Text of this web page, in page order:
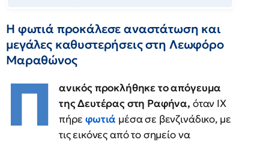
Η φωτιά προκάλεσε αναστάτωση και
μεγάλες καθυστερήσεις στη Λεωφόρο
Μαραθώνος
Π
ανικός προκλήθηκε το απόγευμα
της Δευτέρας στη Ραφήνα, όταν ΙΧ
πήρεφωτιά μέσα σε βενζινάδικο, με
τις εικόνες από το σημείο να